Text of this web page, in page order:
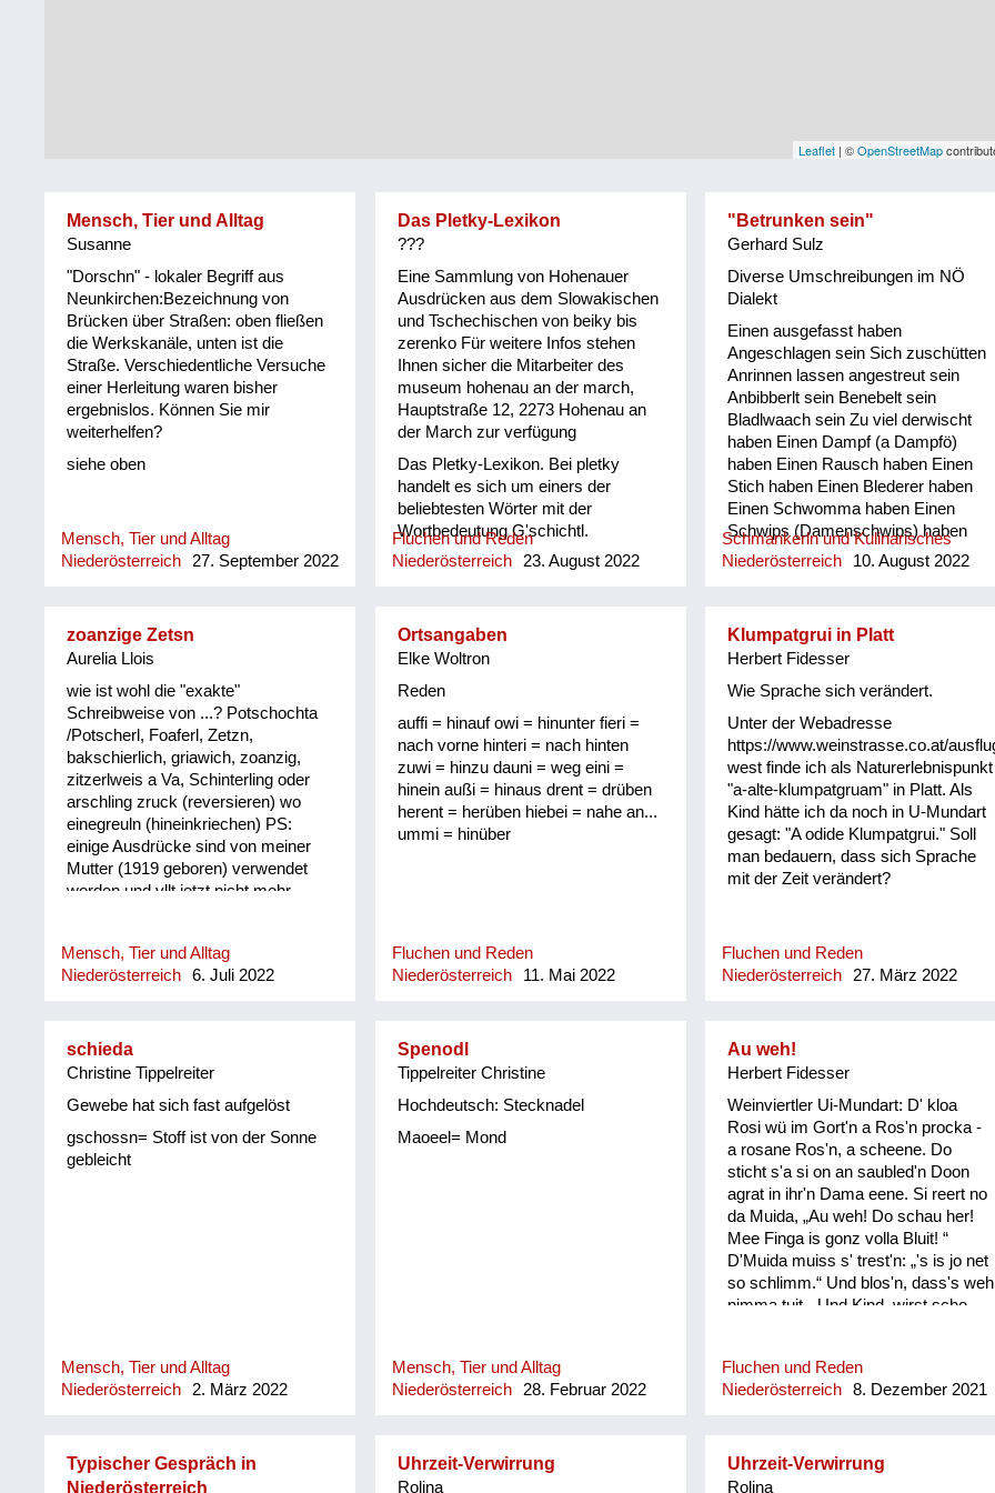
Leaflet | ©OpenStreetMap
Mensch, Tier und Alltag
Susanne
"Dorschn" - lokaler Begriff aus
Neunkirchen:Bezeichnung von
Brücken über Straßen: oben fließen
die Werkskanäle, unten ist die
Straße. Verschiedentliche Versuche
einer Herleitung waren bisher
ergebnislos. Können Sie mir
weiterhelfen?
siehe oben
Mensch, Tier und Alltag
Niederösterreich
27. September 2022
Das Pletky-Lexikon
???
Eine Sammlung von Hohenauer
Ausdrücken aus dem Slowakischen
und Tschechischen von beiky bis
zerenko Für weitere Infos stehen
Ihnen sicher die Mitarbeiter des
museum hohenau an der march,
Hauptstraße 12, 2273 Hohenau an
der March zur verfügung
Das Pletky-Lexikon. Bei pletky
handelt es sich um einers der
beliebtesten Wörter mit der
Wortbedeutung G'schichtl.
Fluchen und Reden
Niederösterreich
23. August 2022
"Betrunken sein"
Gerhard Sulz
Diverse Umschreibungen im NÖ
Dialekt
Einen ausgefasst haben
Angeschlagen sein Sich zuschütten
Anrinnen lassen angestreut sein
Anbibberlt sein Benebelt sein
Bladlwaach sein Zu viel derwischt
haben Einen Dampf (a Dampfö)
haben Einen Rausch haben Einen
Stich haben Einen Blederer haben
Einen Schwomma haben Einen
Schwips (Damenschwips) haben
Einen in der Krone haben Einen
Tampas haben Einen Surrer haben
sitzen haben Einen picken haben
Einen hocken haben Sich einen
angezüchtet haben Angebledert sein
a Häusltschik Tutti completti sein
(voll) zua sein Bummzua sein
Angesoffen sein Wie ein Radi
angesoffen Der is angschwaschelt
Der is randvoll Er ist anbirschtlt Er is
angesäuselt Er is zuagschütt Er is
ontschechert Der is ja schon gaunz
steif Der is steif (steifer Blick) Fett
angekübelt sein Angestochen sein
versumpft...
Schmankerln und Kulinarisches
Niederösterreich
10. August 2022
zoanzige Zetsn
Aurelia Llois
wie ist wohl die "exakte"
Schreibweise von ...? Potschochta
/Potscherl, Foaferl, Zetzn,
bakschierlich, griawich, zoanzig,
zitzerlweis a Va, Schinterling oder
arschling zruck (reversieren) wo
einegreuln (hineinkriechen) PS:
einige Ausdrücke sind von meiner
Mutter (1919 geboren) verwendet
worden und vllt jetzt nicht mehr
Mensch, Tier und Alltag
Niederösterreich
6. Juli 2022
Ortsangaben
Elke Woltron
Reden
auffi = hinauf owi = hinunter fieri =
nach vorne hinteri = nach hinten
zuwi = hinzu dauni = weg eini =
hinein außi = hinaus drent = drüben
herent = herüben hiebei = nahe an...
ummi = hinüber
Fluchen und Reden
Niederösterreich
11. Mai 2022
Klumpatgrui in Platt
Herbert Fidesser
Wie Sprache sich verändert.
Unter der Webadresse
https://www.weinstrasse.co.at/
west finde ich als Naturerlebnispunkt
"a-alte-klumpatgruam" in Platt. Als
Kind hätte ich da noch in U-Mundart
gesagt: "A odide Klumpatgrui." Soll
man bedauern, dass sich Sprache
mit der Zeit verändert?
Fluchen und Reden
Niederösterreich
27. März 2022
schieda
Christine Tippelreiter
Gewebe hat sich fast aufgelöst
gschossn= Stoff ist von der Sonne
gebleicht
Mensch, Tier und Alltag
Niederösterreich
2. März 2022
Spenodl
Tippelreiter Christine
Hochdeutsch: Stecknadel
Maoeel= Mond
Mensch, Tier und Alltag
Niederösterreich
28. Februar 2022
Au weh!
Herbert Fidesser
Weinviertler Ui-Mundart: D' kloa
Rosi wü im Gort'n a Ros'n procka -
a rosane Ros'n, a scheene. Do
sticht s'a si on an saubled'n Doon
agrat in ihr'n Dama eene. Si reert no
da Muida, „Au weh! Do schau her!
Mee Finga is gonz volla Bluit! “
D'Muida muiss s' trest'n: „'s is jo net
so schlimm.“ Und blos'n, dass's weh
nimma tuit. „Und Kind, wirst scho
Rosi erscht recht o ins Plaz'n: "Und
wonn… und wonn… und wonn…
Fluchen und Reden
Niederösterreich
8. Dezember 2021
Typischer Gespräch in
Niederösterreich
Uhrzeit-Verwirrung
Rolina
Uhrzeit-Verwirrung
Rolina